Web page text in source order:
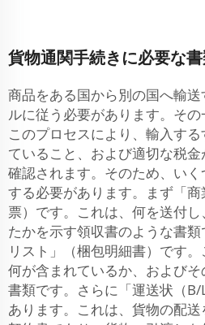
貨物通関手続きに必要な
商品をある国から別の国へ輸
ルに従う必要があります。その
このプロセスにより、輸入す
ていること、および適切な税
確認されます。そのため、い
する必要があります。まず「
票）です。これは、何を送付
たかを示す領収書のような書
リスト」（梱包明細書）です
何が含まれているか、および
書類です。さらに「運送状（
あります。これは、貨物の配